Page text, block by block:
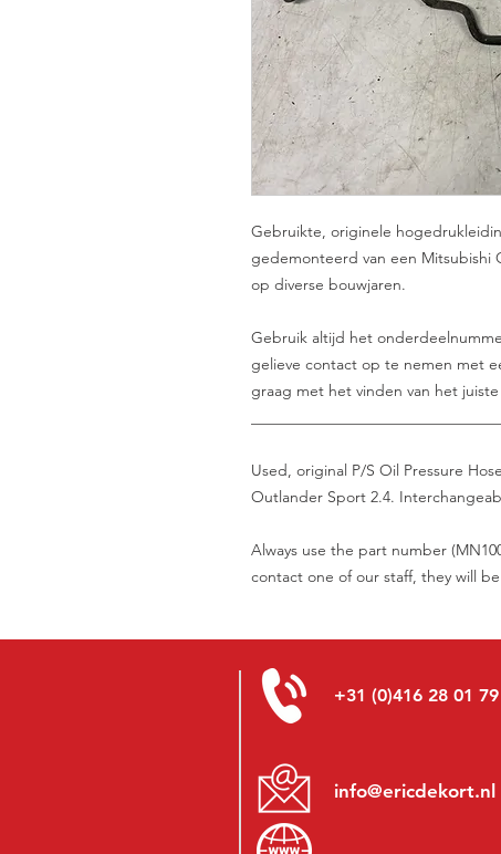
Gebruikte, originele
gedemonteerd van een Mitsubishi
op diverse bouwjaren.
Gebruik altijd het
gelieve contact op te nemen met
graag met het vinden van het
Used, original P/S Oil Pressure
Outlander Sport 2.4.
Always use the part number
contact one of our staff, they will
+31 (0)416 28 01 79
info@ericdekort.nl